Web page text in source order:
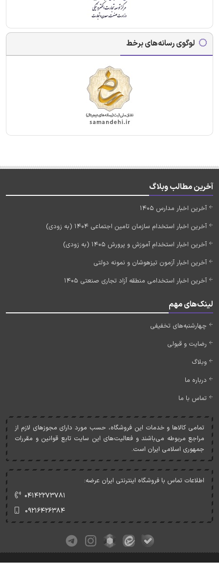
لوگوی رسانه‌های برخط
آخرین مطالب وبلاگ
آخرین اخبار مدارس 1405
آخرین اخبار استخدام سازمان تامین اجتماعی 1404 (به زودی)
آخرین اخبار استخدام آموزش و پرورش 1405 (به زودی)
آخرین اخبار آزمون تیزهوشان و نمونه دولتی
آخرین اخبار استخدامی منطقه آزاد تجاری صنعتی 1405
لینک‌های مهم
چهارشنبه‌های تخفیفی
رضایت و قبولی
وبلاگ
درباره ما
تماس با ما
تمامی کالاها و خدمات اين فروشگاه، حسب مورد دارای مجوزهای لازم از
مراجع مربوطه می‌باشند و فعاليت‌های اين سايت تابع قوانين و مقررات
جمهوری اسلامی ايران است.
اطلاعات تماس با فروشگاه اینترنتی ایران عرضه:
۰۴۱۴۲۲۷۳۷۸۱
۰۹۲۱۶۴۲۶۳۸۴